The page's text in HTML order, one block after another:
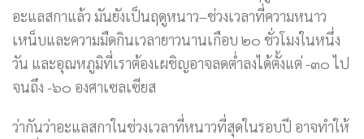
อะแลสกาแล้ว มันยังเป็นฤดูหนาว–ช่วงเวลาที่ความหนาว
เหน็บและความมืดกินเวลายาวนานเกือบ ๒๐ ชั่วโมงในหนึ่ง
วัน และอุณหภูมิที่เราต้องเผชิญอาจลดต่ำลงได้ตั้งแต่ -๓๐ ไป
จนถึง -๖๐ องศาเซลเซียส
ว่ากันว่าอะแลสกาในช่วงเวลาที่หนาวที่สุดในรอบปี อาจทำให้